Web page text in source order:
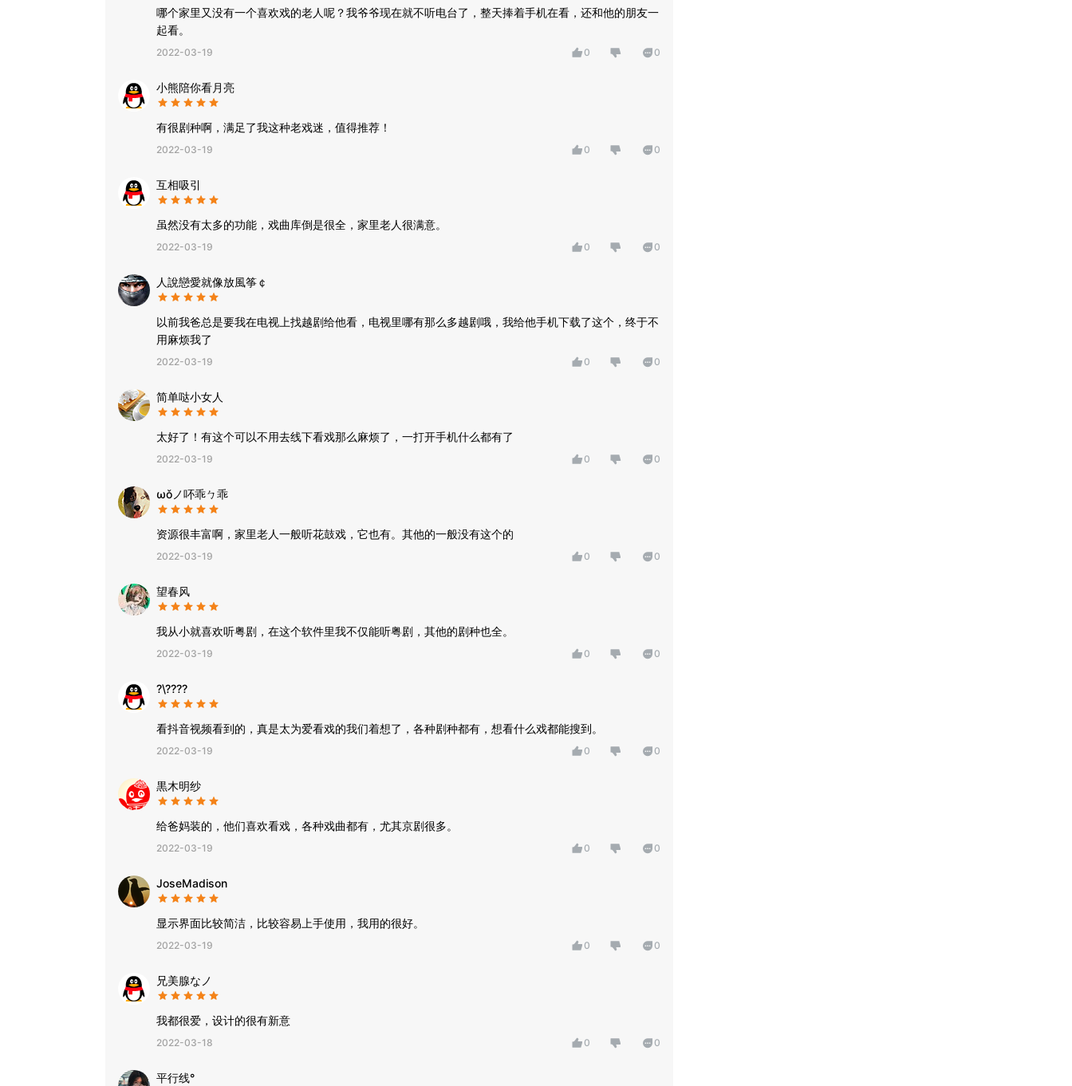
哪个家里又没有一个喜欢戏的老人呢？我爷爷现在就不听电台了，整天捧着手机在看，还和他的朋友一
起看。
2022-03-19 0 0
小熊陪你看月亮
有很剧种啊，满足了我这种老戏迷，值得推荐！
2022-03-19 0 0
互相吸引
虽然没有太多的功能，戏曲库倒是很全，家里老人很满意。
2022-03-19 0 0
人說戀愛就像放風筝￠
以前我爸总是要我在电视上找越剧给他看，电视里哪有那么多越剧哦，我给他手机下载了这个，终于不
用麻烦我了
2022-03-19 0 0
简单哒小女人
太好了！有这个可以不用去线下看戏那么麻烦了，一打开手机什么都有了
2022-03-19 0 0
ωǒノ吥乖ㄅ乖
资源很丰富啊，家里老人一般听花鼓戏，它也有。其他的一般没有这个的
2022-03-19 0 0
望春风
我从小就喜欢听粤剧，在这个软件里我不仅能听粤剧，其他的剧种也全。
2022-03-19 0 0
?\????
看抖音视频看到的，真是太为爱看戏的我们着想了，各种剧种都有，想看什么戏都能搜到。
2022-03-19 0 0
黒木明纱
给爸妈装的，他们喜欢看戏，各种戏曲都有，尤其京剧很多。
2022-03-19 0 0
JoseMadison
显示界面比较简洁，比较容易上手使用，我用的很好。
2022-03-19 0 0
兄美腺なノ
我都很爱，设计的很有新意
2022-03-18 0 0
平行线°